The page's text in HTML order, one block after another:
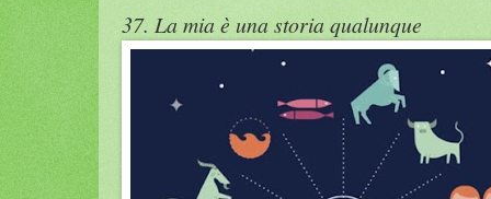
37. La mia è una storia qualunque